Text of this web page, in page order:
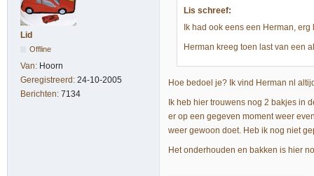
Lid
Offline
Van: Hoorn
Geregistreerd: 24-10-2005
Berichten: 7134
Lis schreef:
Ik had ook eens een Herman,
Herman kreeg toen last van een
Hoe bedoel je? Ik vind Herman nl
Ik heb hier trouwens nog 2 bakjes in
er op een gegeven moment weer
weer gewoon doet. Heb ik nog niet
Het onderhouden en bakken is hier